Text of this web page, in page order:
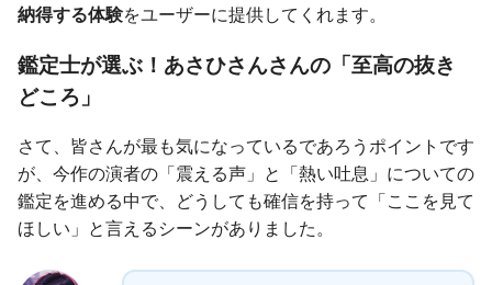
納得する体験をユーザーに提供してくれます。
鑑定士が選ぶ！あさひさんさんの「至高の抜き
どころ」
さて、皆さんが最も気になっているであろうポイントです
が、今作の演者の「震える声」と「熱い吐息」についての
鑑定を進める中で、どうしても確信を持って「ここを見て
ほしい」と言えるシーンがありました。